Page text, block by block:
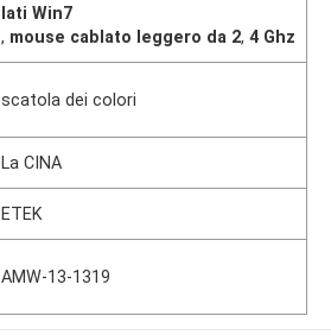
lati Win7
, mouse cablato leggero da 2,4 Ghz
scatola dei colori
La CINA
ETEK
AMW-13-1319